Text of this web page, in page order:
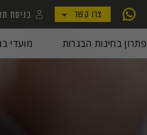
צרו קשר
כניסת
לקמפוס
לאתר my.geva
פתרון בחינות הבגרות מועדי